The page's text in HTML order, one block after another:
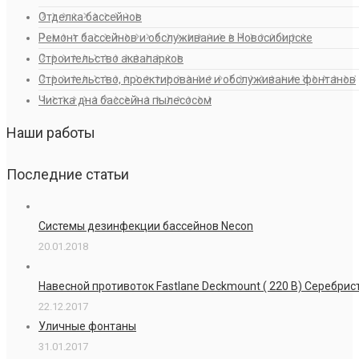
Отделка бассейнов
Ремонт бассейнов и обслуживание в Новосибирске
Строительство аквапарков
Строительство, проектирование и обслуживание фонтанов
Чистка дна бассейна пылесосом
Наши работы
Последние статьи
Системы дезинфекции бассейнов Necon
20.01.2018
Навесной противоток Fastlane Deckmount ( 220 В)
22.12.2017
Уличные фонтаны
31.01.2017